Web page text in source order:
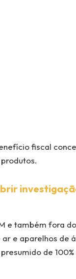
fiscal
e também fora
e aparelhos de
de